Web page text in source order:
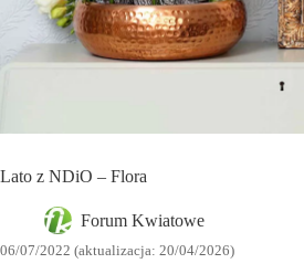
Lato z NDiO – Flora
Forum Kwiatowe
06/07/2022 (aktualizacja: 20/04/2026)